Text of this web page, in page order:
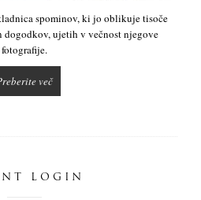
spominov, ki jo oblikuje tisoče
dogodkov, ujetih v večnost njegove
fotografije.
več
LOGIN